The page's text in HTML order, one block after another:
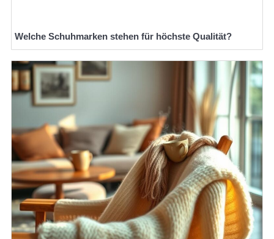
Welche Schuhmarken stehen für höchste Qualität?